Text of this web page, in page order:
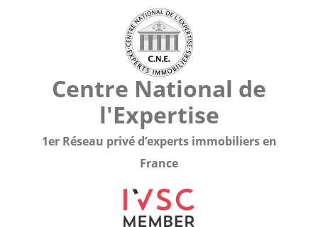
Centre National de
l'Expertise
1er Réseau privé d’experts immobiliers en
France